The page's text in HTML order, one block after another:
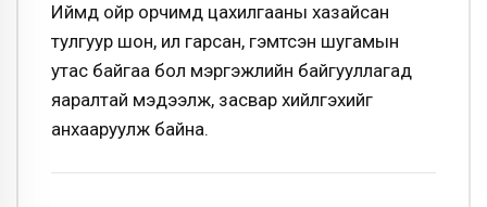
Иймд ойр орчимд цахилгааны хазайсан
тулгуур шон, ил гарсан, гэмтсэн шугамын
утас байгаа бол мэргэжлийн байгууллагад
яаралтай мэдээлж, засвар хийлгэхийг
анхааруулж байна.